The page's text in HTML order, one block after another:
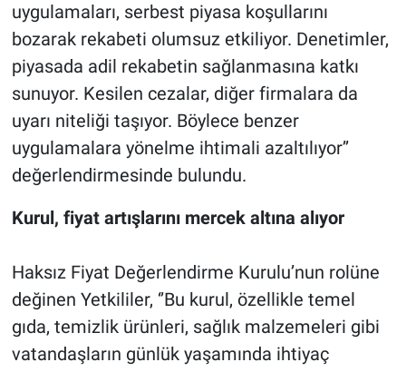
uygulamaları, serbest piyasa koşullarını
bozarak rekabeti olumsuz etkiliyor. Denetimler,
piyasada adil rekabetin sağlanmasına katkı
sunuyor. Kesilen cezalar, diğer firmalara da
uyarı niteliği taşıyor. Böylece benzer
uygulamalara yönelme ihtimali azaltılıyor’’
değerlendirmesinde bulundu.
Kurul, fiyat artışlarını mercek altına alıyor
Haksız Fiyat Değerlendirme Kurulu’nun rolüne
değinen Yetkililer, ‘’Bu kurul, özellikle temel
gıda, temizlik ürünleri, sağlık malzemeleri gibi
vatandaşların günlük yaşamında ihtiyaç